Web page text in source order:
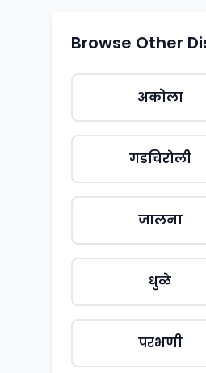
Browse Other
अकोला
गडचिरोली
जालना
धुळे
परभणी